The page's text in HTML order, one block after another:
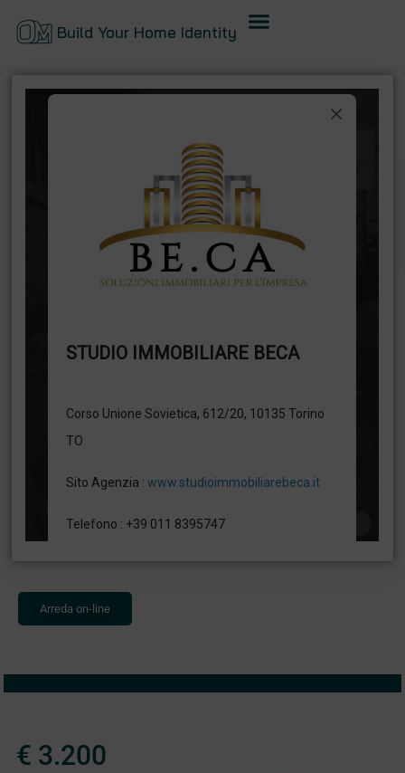
Build Your Home Identity
Arreda on-line
€ 3.200